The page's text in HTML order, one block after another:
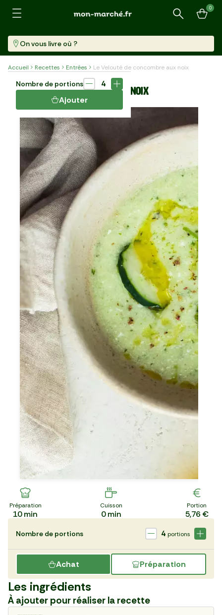
Recherche
0
On vous livre où ?
Accueil Recettes Entrées
Le Velouté de concombre aux noix
LE VELOUTÉ DE CONCOMBRE AUX NOIX
Préparation
10min
Cuisson
0min
Portion
5,76 €
Nombre de portions
4
Ajouter
Achat Préparation
Nombre de portions 4 portions
Les ingrédients
À ajouter pour réaliser la recette